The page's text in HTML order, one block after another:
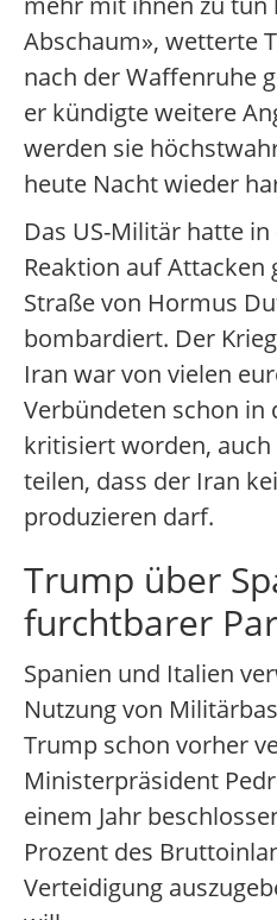
Abschaum», wetterte
nach der Waffenruhe
er kündigte weitere
werden sie
heute Nacht wieder
Das US-Militär hatte
Reaktion auf Attacken
Straße von Hormus
bombardiert. Der
Iran war von vielen
Verbündeten schon in
kritisiert worden, auch
teilen, dass der Iran
produzieren darf.
Trump über
furchtbarer
Spanien und Italien
Nutzung von
Trump schon vorher
Ministerpräsident
einem Jahr
Prozent des
Verteidigung